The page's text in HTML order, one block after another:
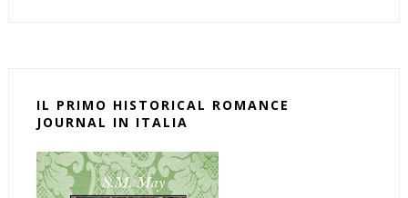
IL PRIMO HISTORICAL ROMANCE
JOURNAL IN ITALIA